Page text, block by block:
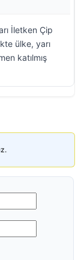
İletken Çip
ülke, yarı
katılmış